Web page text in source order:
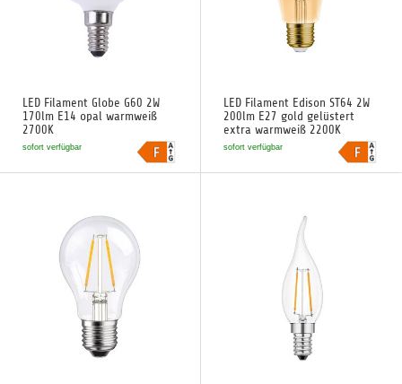
LED Filament Globe G60 2W
170lm E14 opal warmweiß
2700K
sofort verfügbar
LED Filament Edison ST64 2W
200lm E27 gold gelüstert
extra warmweiß 2200K
sofort verfügbar